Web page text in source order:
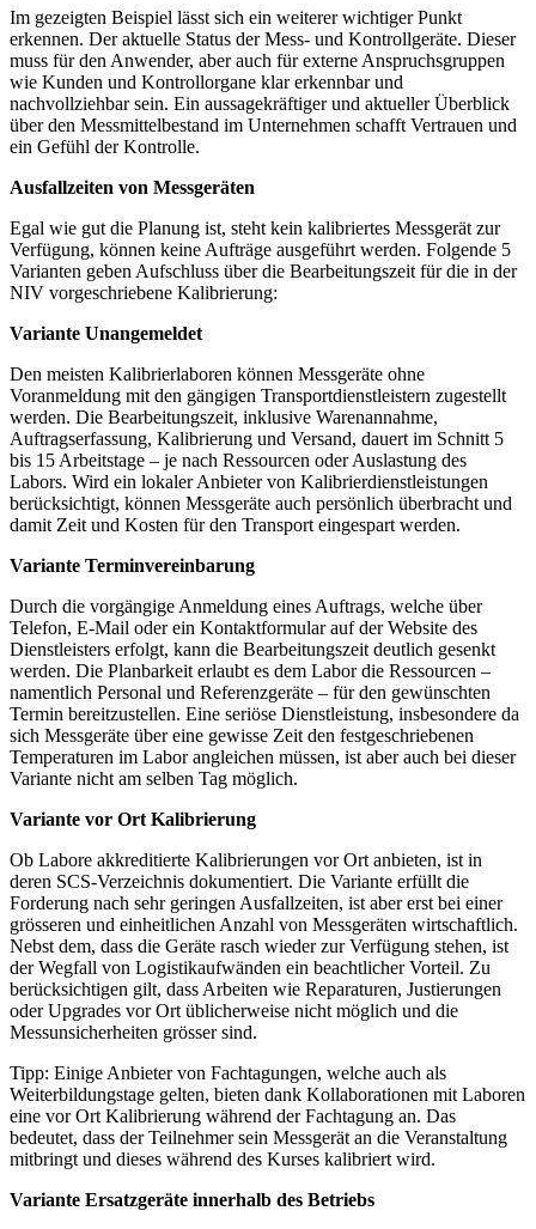
Im gezeigten Beispiel lässt sich ein weiterer wichtiger Punkt
erkennen. Der aktuelle Status der Mess- und Kontrollgeräte. Dieser
muss für den Anwender, aber auch für externe Anspruchsgruppen
wie Kunden und Kontrollorgane klar erkennbar und
nachvollziehbar sein. Ein aussagekräftiger und aktueller Überblick
über den Messmittelbestand im Unternehmen schafft Vertrauen und
ein Gefühl der Kontrolle.
Ausfallzeiten von Messgeräten
Egal wie gut die Planung ist, steht kein kalibriertes Messgerät zur
Verfügung, können keine Aufträge ausgeführt werden. Folgende 5
Varianten geben Aufschluss über die Bearbeitungszeit für die in der
NIV vorgeschriebene Kalibrierung:
Variante Unangemeldet
Den meisten Kalibrierlaboren können Messgeräte ohne
Voranmeldung mit den gängigen Transportdienstleistern zugestellt
werden. Die Bearbeitungszeit, inklusive Warenannahme,
Auftragserfassung, Kalibrierung und Versand, dauert im Schnitt 5
bis 15 Arbeitstage – je nach Ressourcen oder Auslastung des
Labors. Wird ein lokaler Anbieter von Kalibrierdienstleistungen
berücksichtigt, können Messgeräte auch persönlich überbracht und
damit Zeit und Kosten für den Transport eingespart werden.
Variante Terminvereinbarung
Durch die vorgängige Anmeldung eines Auftrags, welche über
Telefon, E-Mail oder ein Kontaktformular auf der Website des
Dienstleisters erfolgt, kann die Bearbeitungszeit deutlich gesenkt
werden. Die Planbarkeit erlaubt es dem Labor die Ressourcen –
namentlich Personal und Referenzgeräte – für den gewünschten
Termin bereitzustellen. Eine seriöse Dienstleistung, insbesondere da
sich Messgeräte über eine gewisse Zeit den festgeschriebenen
Temperaturen im Labor angleichen müssen, ist aber auch bei dieser
Variante nicht am selben Tag möglich.
Variante vor Ort Kalibrierung
Ob Labore akkreditierte Kalibrierungen vor Ort anbieten, ist in
deren SCS-Verzeichnis dokumentiert. Die Variante erfüllt die
Forderung nach sehr geringen Ausfallzeiten, ist aber erst bei einer
grösseren und einheitlichen Anzahl von Messgeräten wirtschaftlich.
Nebst dem, dass die Geräte rasch wieder zur Verfügung stehen, ist
der Wegfall von Logistikaufwänden ein beachtlicher Vorteil. Zu
berücksichtigen gilt, dass Arbeiten wie Reparaturen, Justierungen
oder Upgrades vor Ort üblicherweise nicht möglich und die
Messunsicherheiten grösser sind.
Tipp: Einige Anbieter von Fachtagungen, welche auch als
Weiterbildungstage gelten, bieten dank Kollaborationen mit Laboren
eine vor Ort Kalibrierung während der Fachtagung an. Das
bedeutet, dass der Teilnehmer sein Messgerät an die Veranstaltung
mitbringt und dieses während des Kurses kalibriert wird.
Variante Ersatzgeräte innerhalb des Betriebs